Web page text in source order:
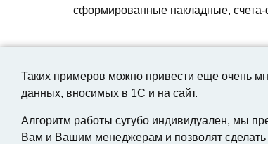
сформированные накладные,
Таких примеров можно привести еще очень
данных, вносимых в 1С и на сайт.
Алгоритм работы сугубо индивидуален, мы
Вам и Вашим менеджерам и позволят